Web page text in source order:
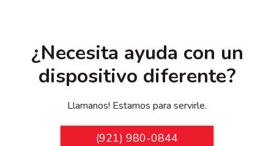
¿Necesita ayuda con un
dispositivo diferente?
Llamanos! Estamos para servirle.
(921) 980-0844